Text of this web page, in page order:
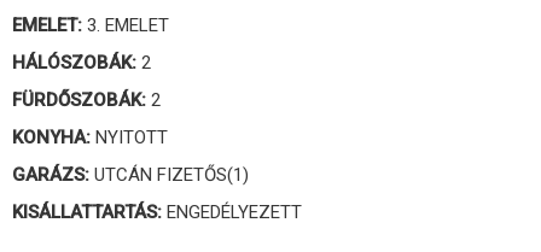
EMELET: 3. EMELET
HÁLÓSZOBÁK: 2
FÜRDŐSZOBÁK: 2
KONYHA: NYITOTT
GARÁZS: UTCÁN FIZETŐS(1)
KISÁLLATTARTÁS: ENGEDÉLYEZETT